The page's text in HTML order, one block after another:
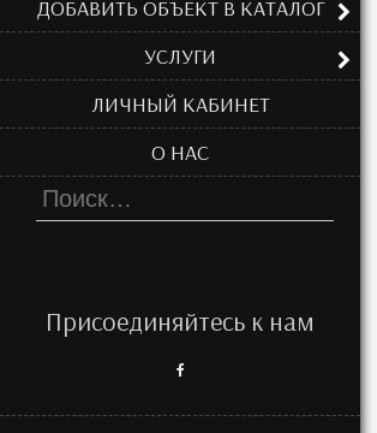
ДОБАВИТЬ ОБЪЕКТ В КАТАЛОГ
УСЛУГИ
ЛИЧНЫЙ КАБИНЕТ
О НАС
Найти:
Присоединяйтесь к нам